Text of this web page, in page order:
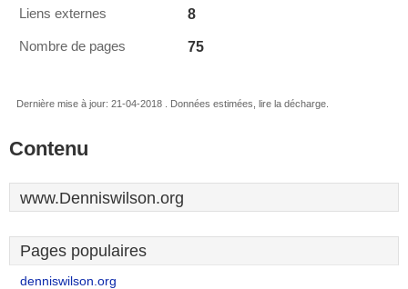
Liens externes 8
Nombre de pages 75
Dernière mise à jour: 21-04-2018 . Données estimées, lire la décharge.
Contenu
www.Denniswilson.org
Pages populaires
denniswilson.org